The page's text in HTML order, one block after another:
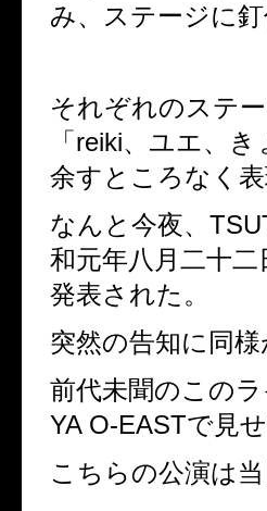
み、ステージに釘
それぞれのステ
「reiki、ユエ、
余すところなく表
なんと今夜、
和元年八月二十
発表された。
突然の告知に同
前代未聞のこの
YA O-EASTで見
こちらの公演は